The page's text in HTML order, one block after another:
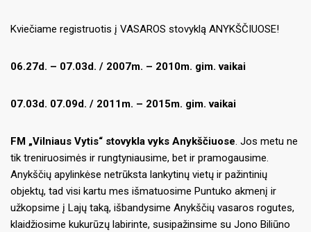
Kviečiame registruotis į VASAROS stovyklą ANYKŠČIUOSE!
06.27d. – 07.03d. / 2007m. – 2010m. gim. vaikai
07.03d. 07.09d. / 2011m. – 2015m. gim. vaikai
FM „Vilniaus Vytis“ stovykla vyks Anykščiuose. Jos metu ne
tik treniruosimės ir rungtyniausime, bet ir pramogausime.
Anykščių apylinkėse netrūksta lankytinų vietų ir pažintinių
objektų, tad visi kartu mes išmatuosime Puntuko akmenį ir
užkopsime į Lajų taką, išbandysime Anykščių vasaros rogutes,
klaidžiosime kukurūzų labirinte, susipažinsime su Jono Biliūno